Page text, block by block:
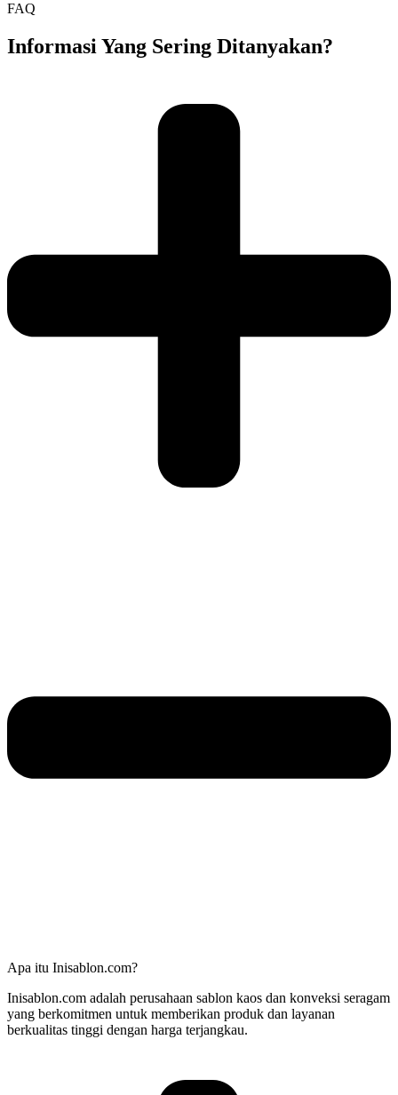
FAQ
Informasi Yang Sering Ditanyakan?
Apa itu Inisablon.com?
Inisablon.com adalah perusahaan sablon kaos dan konveksi seragam
yang berkomitmen untuk memberikan produk dan layanan
berkualitas tinggi dengan harga terjangkau.